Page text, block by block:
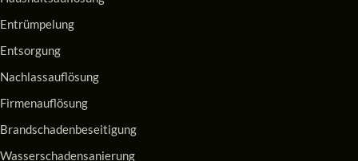
Entrümpelung
Entsorgung
Nachlassauflösung
Firmenauflösung
Brandschadenbeseitigung
Wasserschadensanierung